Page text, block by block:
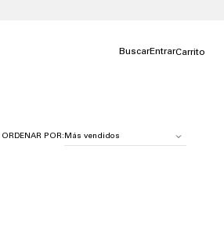
BuscarEntrarCarrito
ORDENAR POR: